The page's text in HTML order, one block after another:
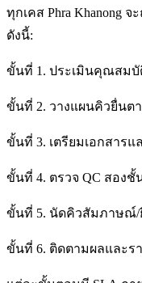
ทุกเคส Phra Khanong
ดังนี้:
ขั้นที่ 1. ประเมินคุณสมบั
ขั้นที่ 2. วางแผนคิวยื่นต
ขั้นที่ 3. เตรียมเอกสาร
ขั้นที่ 4. ตรวจ QC สอง
ขั้นที่ 5. นัดคิวสัมภาษณ์/
ขั้นที่ 6. ติดตามผลและร